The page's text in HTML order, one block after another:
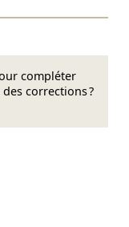
compléter
corrections ?
sur Bluesky
sur Facebook